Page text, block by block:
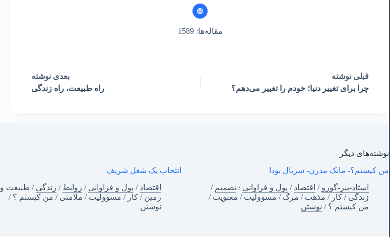
مقاله‌ها: 1589
قبلی نوشته
چرا برای تغییر دنیا؛ خودم را تغییر می‌دهم؟
بعدی نوشته
راه طبیعت، راه زندگی
نوشته‌های‌ دیگر
من کیستم؟- مانک مدرن- سریال بودا
استاد-پیر-گورو / اقتصاد / پول و فراوانی / تصمیم /
زندگی / کار / مذهب / مرگ / مسوولیت / معنویت /
من‌ کیستم ؟ / نوشتن
انتخاب یک شغل شریف
اقتصاد / پول و فراوانی / روابط / زندگی / طبیعت و
زمین / کار / مسوولیت / ملامتی / من‌ کیستم ؟ /
نوشتن